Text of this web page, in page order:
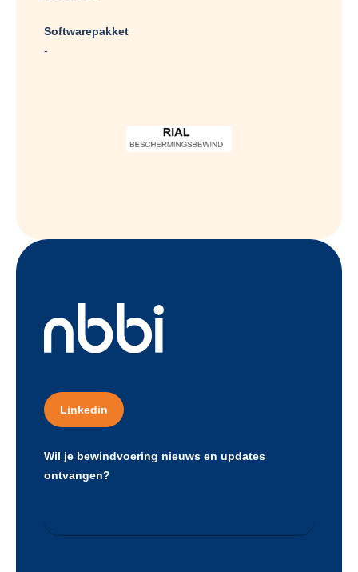
Softwarepakket
-
Linkedin
Wil je bewindvoering nieuws en updates
ontvangen?